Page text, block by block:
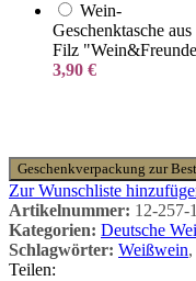
Wein-
Geschenktasche aus
Filz
3,90 €
Geschenkverpackung zur
Zur Wunschliste
Artikelnummer: 12-257-1
Kategorien: Deutsche
Schlagwörter: Weißwein,
Teilen: